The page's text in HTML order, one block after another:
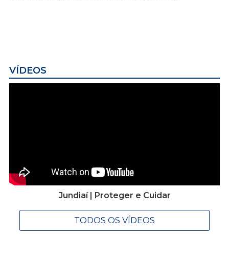
VÍDEOS
Jundiaí | Proteger e Cuidar
TODOS OS VÍDEOS